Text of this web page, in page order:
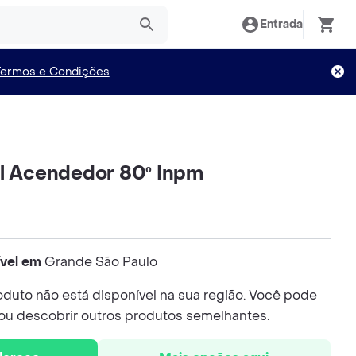
Entrada
e Condições
Acendedor 80º Inpm
emGrande São Paulo
não está disponível na sua região. Você pode
descobrir outros produtos semelhantes.